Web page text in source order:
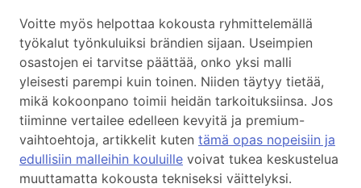
Voitte myös helpottaa kokousta ryhmittelemällä
työkalut työnkuluiksi brändien sijaan. Useimpien
osastojen ei tarvitse päättää, onko yksi malli
yleisesti parempi kuin toinen. Niiden täytyy tietää,
mikä kokoonpano toimii heidän tarkoituksiinsa. Jos
tiiminne vertailee edelleen kevyitä ja premium-
vaihtoehtoja, artikkelit kuten tämä opas nopeisiin ja
edullisiin malleihin kouluille voivat tukea keskustelua
muuttamatta kokousta tekniseksi väittelyksi.